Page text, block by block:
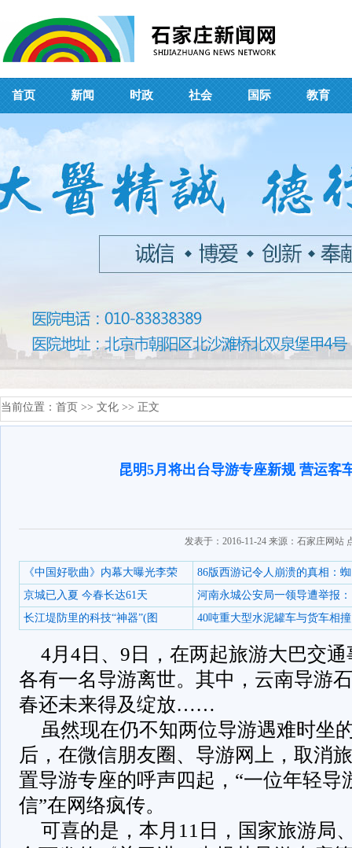
首页 新闻 时政 社会 国际 教育
当前位置： 首页 >> 文化 >> 正文
昆明5月将出台导游专座新规 营运客
发表于：2016-11-24 来源：石家庄网站
《中国好歌曲》内幕大曝光李荣
86版西游记令人崩溃的真相：蜘
京城已入夏 今春长达61天
河南永城公安局一领导遭举报：
长江堤防里的科技“神器”(图
40吨重大型水泥罐车与货车相撞
4月4日、9日，在两起旅游大巴交
各有一名导游离世。其中，云南导游
春还未来得及绽放……
虽然现在仍不知两位导游遇难时坐
后，在微信朋友圈、导游网上，取消
置导游专座的呼声四起，“一位年轻导
信”在网络疯传。
可喜的是，本月11日，国家旅游局